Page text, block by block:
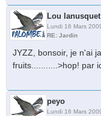
Lou lanusquet
Lundi 16 Mars
RE: Jardin
JYZZ, bonsoir, je n'ai
fruits...........>hop! par
peyo
Lundi 16 Mars